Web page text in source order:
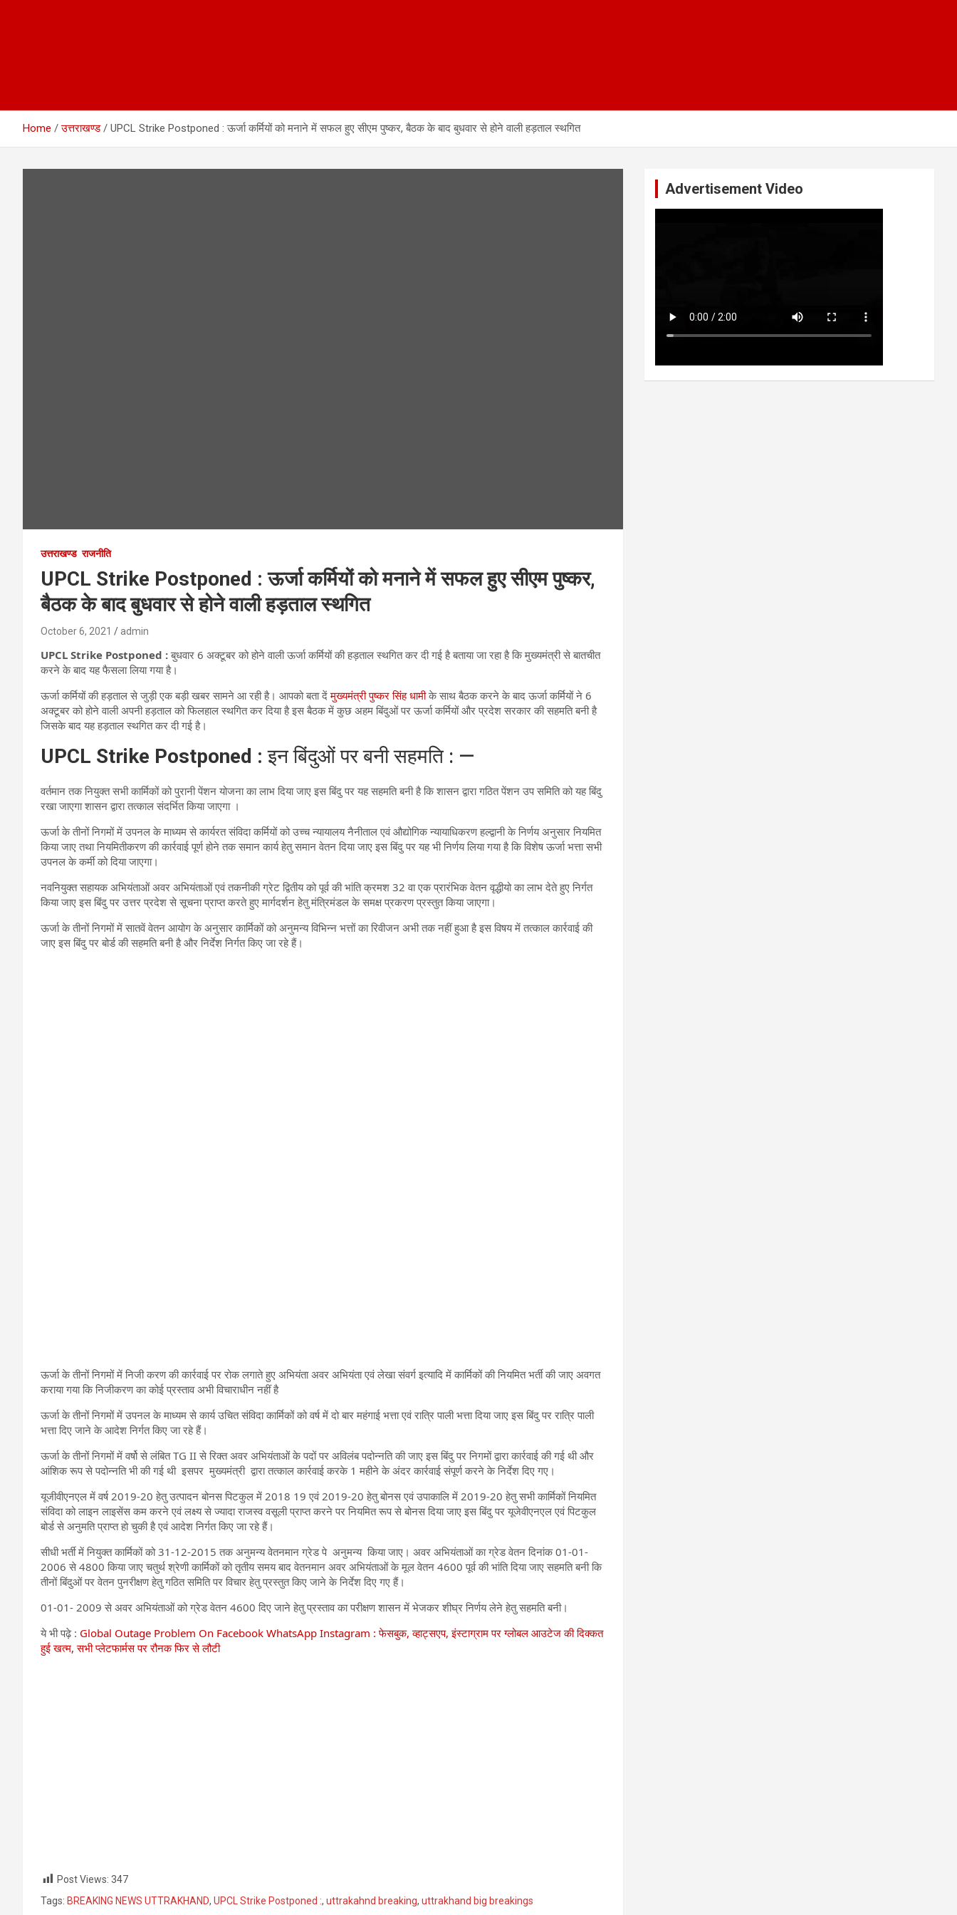
Home उत्तराखण्ड UPCL Strike Postponed : ऊर्जा कर्मियों को मनाने में सफल हुए सीएम पुष्कर, बैठक के बाद बुधवार से होने वाली हड़ताल स्थगित
उत्तराखण्ड राजनीति
UPCL Strike Postponed : ऊर्जा कर्मियों को मनाने में सफल हुए सीएम पुष्कर,
बैठक के बाद बुधवार से होने वाली हड़ताल स्थगित
October 6, 2021 admin
UPCL Strike Postponed :बुधवार 6 अक्टूबर को होने वाली ऊर्जा कर्मियों की हड़ताल स्थगित कर दी गई है बताया जा रहा है कि मुख्यमंत्री से बातचीत
करने के बाद यह फैसला लिया गया है।
ऊर्जा कर्मियों की हड़ताल से जुड़ी एक बड़ी खबर सामने आ रही है। आपको बता देंमुख्यमंत्री पुष्कर सिंह धामीके साथ बैठक करने के बाद ऊर्जा कर्मियों ने 6
अक्टूबर को होने वाली अपनी हड़ताल को फिलहाल स्थगित कर दिया है इस बैठक में कुछ अहम बिंदुओं पर ऊर्जा कर्मियों और प्रदेश सरकार की सहमति बनी है
जिसके बाद यह हड़ताल स्थगित कर दी गई है।
UPCL Strike Postponed :इन बिंदुओं पर बनी सहमति : —
वर्तमान तक नियुक्त सभी कार्मिकों को पुरानी पेंशन योजना का लाभ दिया जाए इस बिंदु पर यह सहमति बनी है कि शासन द्वारा गठित पेंशन उप समिति को यह बिंदु
रखा जाएगा शासन द्वारा तत्काल संदर्भित किया जाएगा ।
ऊर्जा के तीनों निगमों में उपनल के माध्यम से कार्यरत संविदा कर्मियों को उच्च न्यायालय नैनीताल एवं औद्योगिक न्यायाधिकरण हल्द्वानी के निर्णय अनुसार नियमित
किया जाए तथा नियमितीकरण की कार्रवाई पूर्ण होने तक समान कार्य हेतु समान वेतन दिया जाए इस बिंदु पर यह भी निर्णय लिया गया है कि विशेष ऊर्जा भत्ता सभी
उपनल के कर्मी को दिया जाएगा।
नवनियुक्त सहायक अभियंताओं अवर अभियंताओं एवं तकनीकी ग्रेट द्वितीय को पूर्व की भांति क्रमश 32 वा एक प्रारंभिक वेतन वृद्धीयो का लाभ देते हुए निर्गत
किया जाए इस बिंदु पर उत्तर प्रदेश से सूचना प्राप्त करते हुए मार्गदर्शन हेतु मंत्रिमंडल के समक्ष प्रकरण प्रस्तुत किया जाएगा।
ऊर्जा के तीनों निगमों में सातवें वेतन आयोग के अनुसार कार्मिकों को अनुमन्य विभिन्न भत्तों का रिवीजन अभी तक नहीं हुआ है इस विषय में तत्काल कार्रवाई की
जाए इस बिंदु पर बोर्ड की सहमति बनी है और निर्देश निर्गत किए जा रहे हैं।
ऊर्जा के तीनों निगमों में निजी करण की कार्रवाई पर रोक लगाते हुए अभियंता अवर अभियंता एवं लेखा संवर्ग इत्यादि में कार्मिकों की नियमित भर्ती की जाए अवगत
कराया गया कि निजीकरण का कोई प्रस्ताव अभी विचाराधीन नहीं है
ऊर्जा के तीनों निगमों में उपनल के माध्यम से कार्य उचित संविदा कार्मिकों को वर्ष में दो बार महंगाई भत्ता एवं रात्रि पाली भत्ता दिया जाए इस बिंदु पर रात्रि पाली
भत्ता दिए जाने के आदेश निर्गत किए जा रहे हैं।
ऊर्जा के तीनों निगमों में वर्षो से लंबित TG II से रिक्त अवर अभियंताओं के पदों पर अविलंब पदोन्नति की जाए इस बिंदु पर निगमों द्वारा कार्रवाई की गई थी और
आंशिक रूप से पदोन्नति भी की गई थी इसपर मुख्यमंत्री द्वारा तत्काल कार्रवाई करके 1 महीने के अंदर कार्रवाई संपूर्ण करने के निर्देश दिए गए।
यूजीवीएनएल में वर्ष 2019-20 हेतु उत्पादन बोनस पिटकुल में 2018 19 एवं 2019-20 हेतु बोनस एवं उपाकालि में 2019-20 हेतु सभी कार्मिकों नियमित
संविदा को लाइन लाइसेंस कम करने एवं लक्ष्य से ज्यादा राजस्व वसूली प्राप्त करने पर नियमित रूप से बोनस दिया जाए इस बिंदु पर यूजेवीएनएल एवं पिटकुल
बोर्ड से अनुमति प्राप्त हो चुकी है एवं आदेश निर्गत किए जा रहे हैं।
सीधी भर्ती में नियुक्त कार्मिकों को 31-12-2015 तक अनुमन्य वेतनमान ग्रेड पे अनुमन्य किया जाए। अवर अभियंताओं का ग्रेड वेतन दिनांक 01-01-
2006 से 4800 किया जाए चतुर्थ श्रेणी कार्मिकों को तृतीय समय बाद वेतनमान अवर अभियंताओं के मूल वेतन 4600 पूर्व की भांति दिया जाए सहमति बनी कि
तीनों बिंदुओं पर वेतन पुनरीक्षण हेतु गठित समिति पर विचार हेतु प्रस्तुत किए जाने के निर्देश दिए गए हैं।
01-01- 2009 से अवर अभियंताओं को ग्रेड वेतन 4600 दिए जाने हेतु प्रस्ताव का परीक्षण शासन में भेजकर शीघ्र निर्णय लेने हेतु सहमति बनी।
ये भी पढ़े : Global Outage Problem On Facebook WhatsApp Instagram : फेसबुक, व्हाट्सएप, इंस्टाग्राम पर ग्लोबल आउटेज की दिक्कत
हुई खत्म, सभी प्लेटफार्मस पर रौनक फिर से लौटी
Post Views: 347
Tags: BREAKING NEWS UTTRAKHAND, UPCL Strike Postponed :, uttrakahnd breaking, uttrakhand big breakings
Advertisement Video